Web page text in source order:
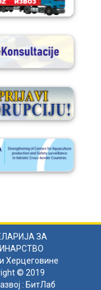
ЗА
Херцеговине
© 2019
: БитЛаб